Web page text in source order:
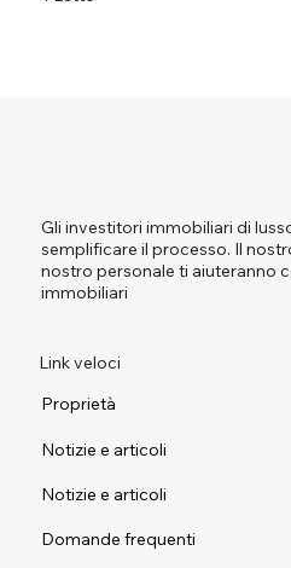
Link veloci
Proprietà
Domande frequenti
Notizie e articoli
Notizie e articoli
Gli investitori immobiliari di
semplificare il processo. Il
nostro personale ti aiuteranno
immobiliari